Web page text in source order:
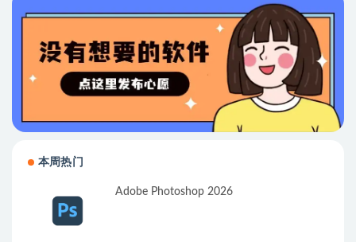
本周热门
Adobe Photoshop 2026